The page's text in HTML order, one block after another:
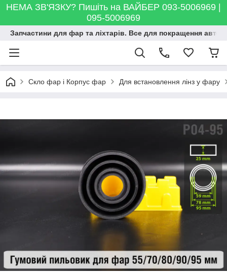
НЕМА ЗВ'ЯЗКУ? Пишіть на ВАЙБЕР 093-5006969 |
095-5006969
Запчастини для фар та ліхтарів. Все для покращення
Скло фар і Корпус фар Для встановлення лінз у фару